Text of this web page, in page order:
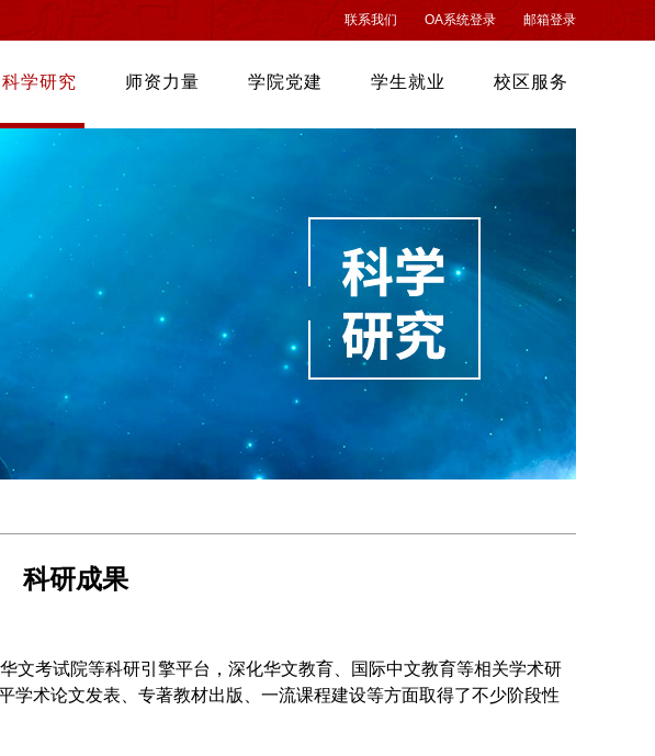
联系我们 OA系统登录 邮箱登录
科学研究 师资力量 学院党建 学生就业 校区服务
科研成果
文考试院等科研引擎平台，深化华文教育、国际中文教育等相关学术研
学术论文发表、专著教材出版、一流课程建设等方面取得了不少阶段性